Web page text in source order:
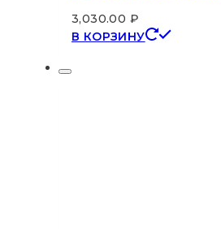
3,030.00 ₽
В КОРЗИНУ